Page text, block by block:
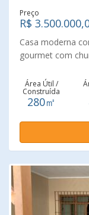
Preço
R$
Casa moderna
gourmet com
serviço e
para você e sua
Área Útil /
Construída
280㎡